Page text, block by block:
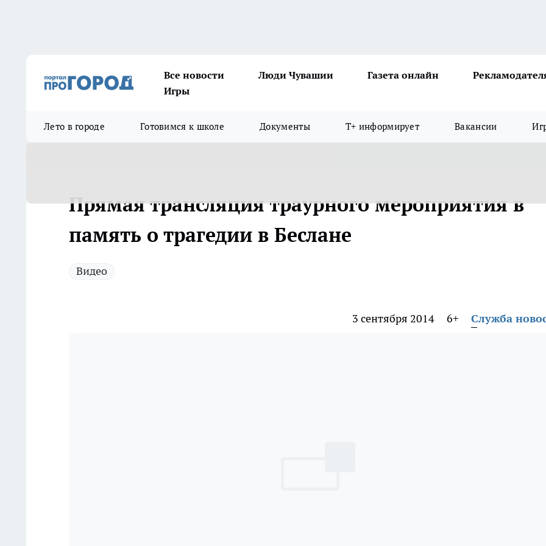
Все новости Люди Чувашии Газета онлайн
Игры
Лето в городе Готовимся к школе Документы Т+ информирует Вакансии
Прямая трансляция траурного мероприятия в
память о трагедии в Беслане
Видео
3 сентября 2014 6+ Служба